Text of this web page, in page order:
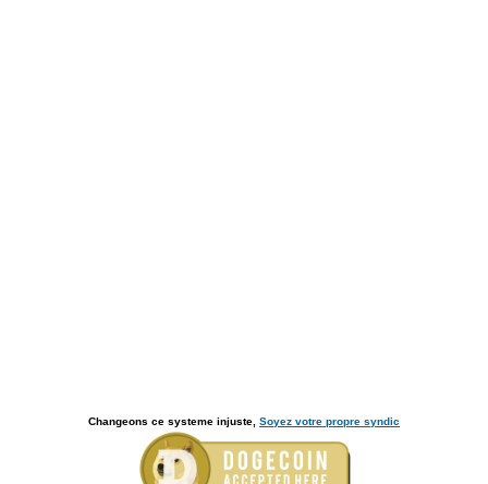
Changeons ce systeme injuste, Soyez votre propre syndic